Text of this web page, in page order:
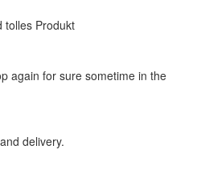
tolles Produkt
again for sure sometime in the
delivery.